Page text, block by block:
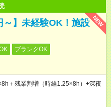
NEW
～】未経験OK！施設
ブランクOK
＋残業割増（時給1.25×8h）+深夜